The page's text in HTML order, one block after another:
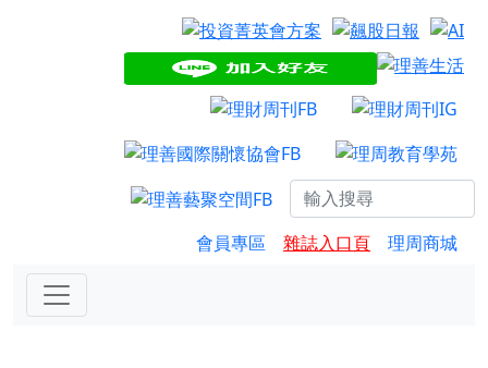
會員專區 雜誌入口頁 理周商城